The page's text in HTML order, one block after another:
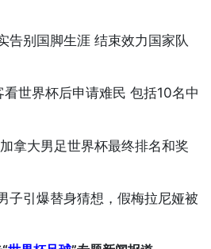
告别国脚生涯 结束效力国家队
看世界杯后申请难民 包括10名中
拿大男足世界杯最终排名和奖
子引爆替身猜想，假梅拉尼娅被